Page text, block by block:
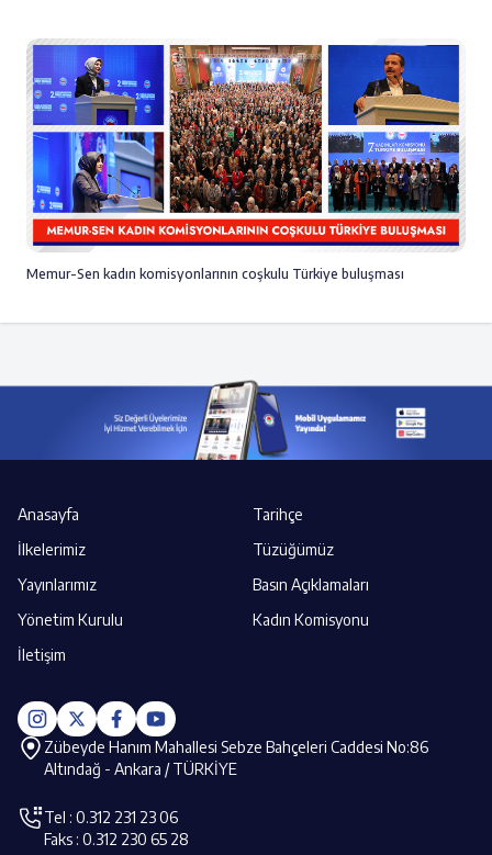
Memur-Sen kadın komisyonlarının coşkulu Türkiye buluşması
Anasayfa
Tarihçe
İlkelerimiz
Tüzüğümüz
Yayınlarımız
Basın Açıklamaları
Yönetim Kurulu
Kadın Komisyonu
İletişim
Zübeyde Hanım Mahallesi Sebze Bahçeleri Caddesi No:86
Altındağ - Ankara / TÜRKİYE
Tel : 0.312 231 23 06
Faks : 0.312 230 65 28